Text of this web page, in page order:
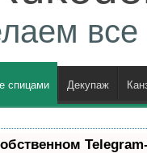
все
спицами Декупаж